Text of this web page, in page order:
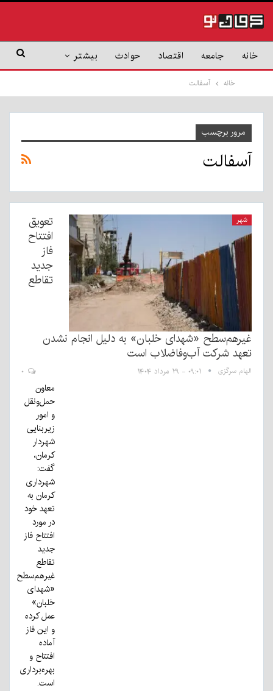
خانه جامعه اقتصاد حوادث بیشتر
خانه آسفالت
مرور برچسب
آسفالت
شهر
تعویق
افتتاح
فاز
جدید
تقاطع
غیرهم‌سطح «شهدای خلبان» به دلیل انجام نشدن
تعهد شرکت آب‌وفاضلاب است
الهام سرگزی ۰۹:۰۱ - ۲۹ مرداد ۱۴۰۴
معاون
حمل‌ونقل
و امور
زیربنایی
شهردار
کرمان،
گفت:
شهرداری
کرمان به
تعهد خود
در مورد
افتتاح فاز
جدید
تقاطع
غیرهم‌سطح
«شهدای
خلبان»
عمل کرده
و این فاز
آماده
افتتاح و
بهره‌برداری
است.